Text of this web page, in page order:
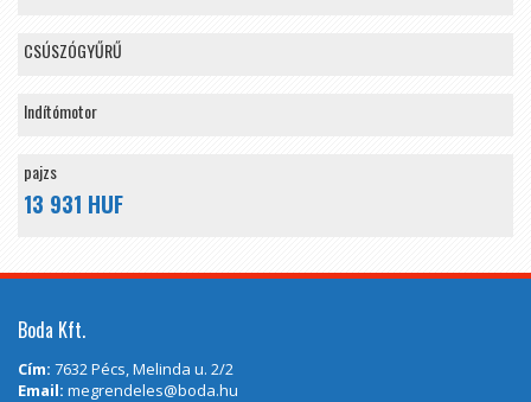
CSÚSZÓGYŰRŰ
Indítómotor
pajzs
13 931 HUF
Boda Kft.
Cím: 7632 Pécs, Melinda u. 2/2
Email: megrendeles@boda.hu